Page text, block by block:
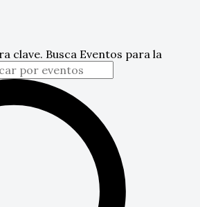
clave. Busca Eventos para la